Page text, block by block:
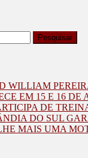
WILLIAM
EM 15 E 16
DE
DO SUL
MAIS UMA